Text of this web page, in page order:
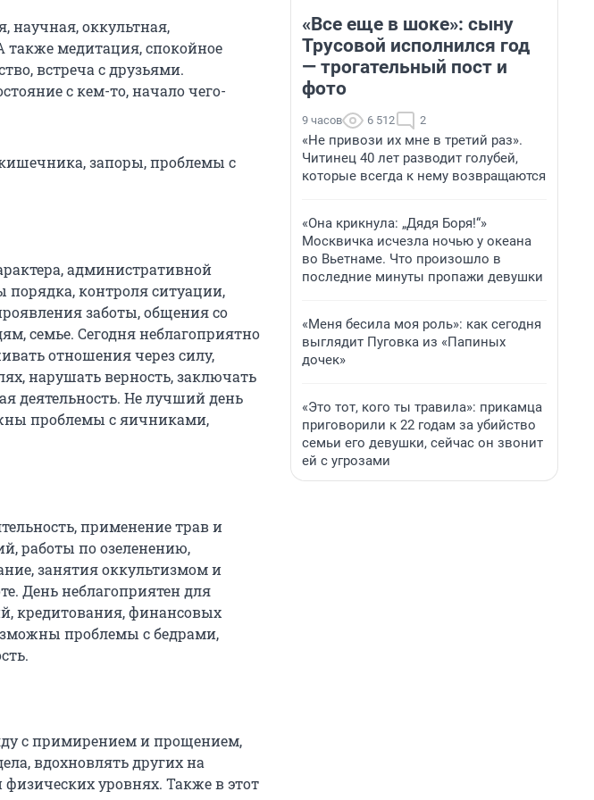
научная, оккультная,
также медитация, спокойное
встреча с друзьями.
с кем-то, начало чего-
запоры, проблемы с
административной
порядка, контроля ситуации,
заботы, общения со
семье. Сегодня неблагоприятно
отношения через силу,
нарушать верность, заключать
деятельность. Не лучший день
проблемы с яичниками,
применение трав и
работы по озеленению,
занятия оккультизмом и
День неблагоприятен для
кредитования, финансовых
проблемы с бедрами,
с примирением и прощением,
вдохновлять других на
уровнях. Также в этот
«Все еще в шоке»: сыну
Трусовой исполнился год
— трогательный пост и
фото
9 часов 6 512 2
«Не привози их мне в третий раз».
Читинец 40 лет разводит голубей,
которые всегда к нему возвращаются
«Она крикнула: „Дядя Боря!“»
Москвичка исчезла ночью у океана
во Вьетнаме. Что произошло в
последние минуты пропажи девушки
«Меня бесила моя роль»: как сегодня
выглядит Пуговка из «Папиных
дочек»
«Это тот, кого ты травила»: прикамца
приговорили к 22 годам за убийство
семьи его девушки, сейчас он звонит
ей с угрозами